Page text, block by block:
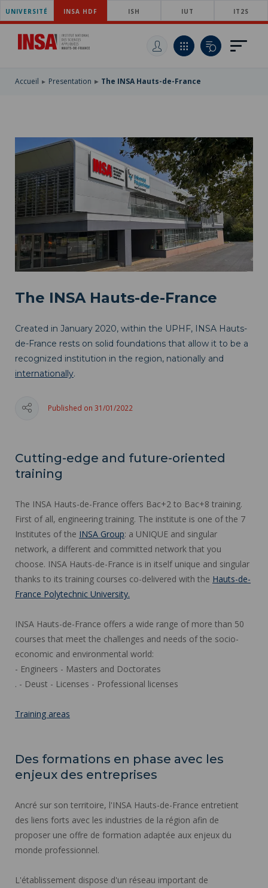
SKIP
TO
MAIN
NAVIGATION
SKIP
MAIN
SKIP
UNIVERSITÉ INSA HDF ISH IUT IT2S
Accueil Presentation The INSA Hauts-de-France
The INSA Hauts-de-France
Created in January 2020, within the UPHF, INSA Hauts-
de-France rests on solid foundations that allow it to be a
recognized institution in the region, nationally and
internationally.
Published on 31/01/2022
Cutting-edge and future-oriented
training
The INSA Hauts-de-France offers Bac+2 to Bac+8 training.
First of all, engineering training. The institute is one of the 7
Institutes of the INSA Group: a UNIQUE and singular
network, a different and committed network that you
choose. INSA Hauts-de-France is in itself unique and singular
thanks to its training courses co-delivered with the Hauts-de-
France Polytechnic University.
INSA Hauts-de-France offers a wide range of more than 50
courses that meet the challenges and needs of the socio-
economic and environmental world:
- Engineers - Masters and Doctorates
. - Deust - Licenses - Professional licenses
Training areas
Des formations en phase avec les
enjeux des entreprises
Ancré sur son territoire, l'INSA Hauts-de-France entretient
des liens forts avec les industries de la région afin de
proposer une offre de formation adaptée aux enjeux du
monde professionnel.
L'établissement dispose d'un réseau important de